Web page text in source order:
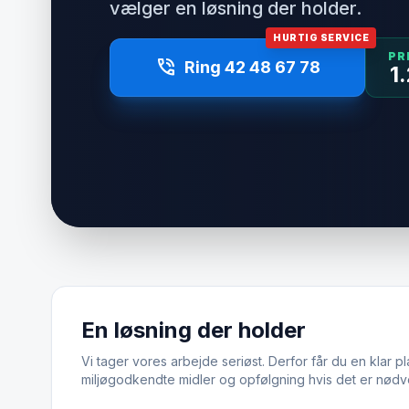
vælger en løsning der holder.
HURTIG SERVICE
phone_in_talk Ring 42 48 67 78
En løsning der holder
Vi tager vores arbejde seriøst. Derfor får du en klar
miljøgodkendte midler og opfølgning hvis det er